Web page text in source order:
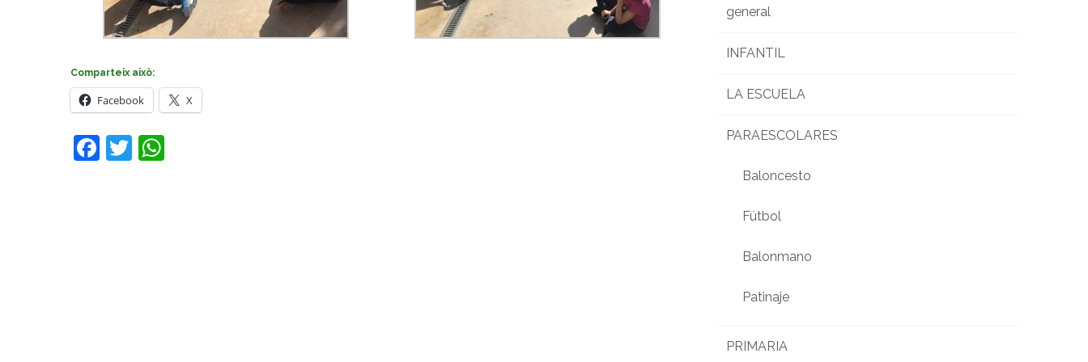
Comparteix això:
Facebook X
Facebook
Twitter
general
INFANTIL
LA ESCUELA
PARAESCOLARES
Baloncesto
Fútbol
Balonmano
Patinaje
PRIMARIA